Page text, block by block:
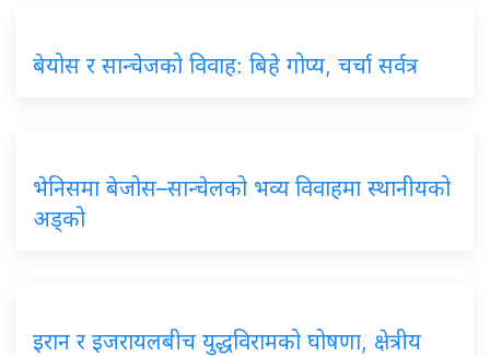
बेयोस र सान्चेजको विवाह: बिहे गोप्य, चर्चा सर्वत्र
भेनिसमा बेजोस–सान्चेलको भव्य विवाहमा स्थानीयको
अड्को
इरान र इजरायलबीच युद्धविरामको घोषणा, क्षेत्रीय